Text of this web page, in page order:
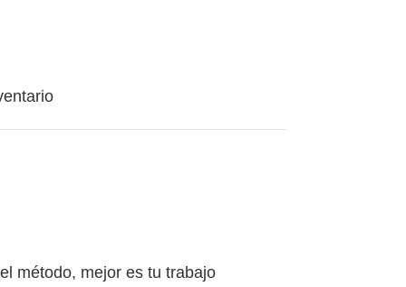
método, mejor es tu trabajo